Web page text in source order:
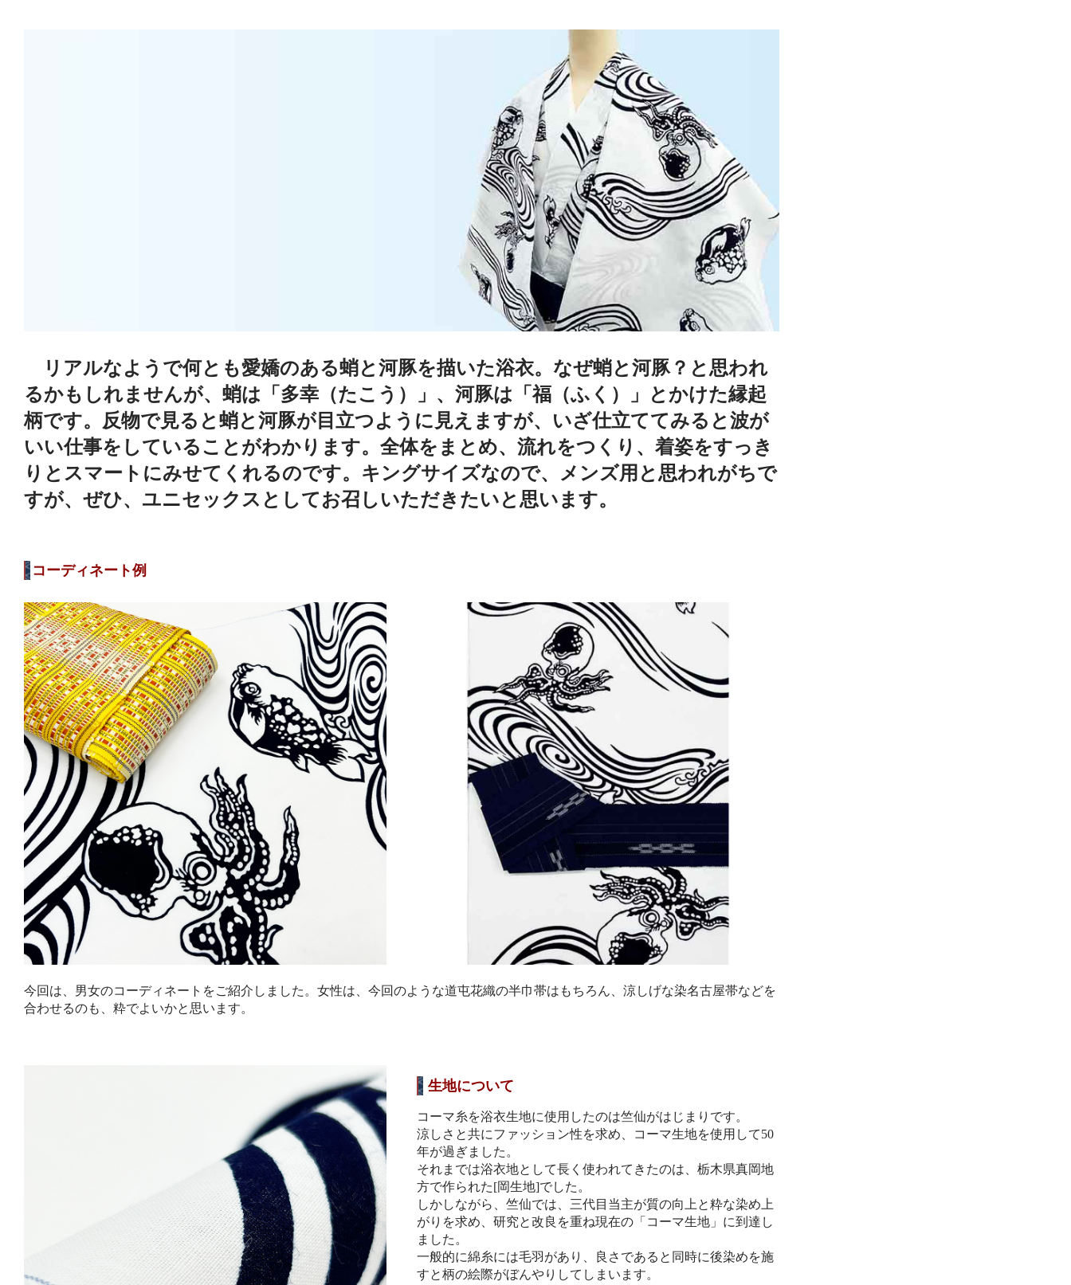
リアルなようで何とも愛嬌のある蛸と河豚を描いた浴衣。なぜ蛸と河豚？と思われ
るかもしれませんが、蛸は「多幸（たこう）」、河豚は「福（ふく）」とかけた縁起
柄です。反物で見ると蛸と河豚が目立つように見えますが、いざ仕立ててみると波が
いい仕事をしていることがわかります。全体をまとめ、流れをつくり、着姿をすっき
りとスマートにみせてくれるのです。キングサイズなので、メンズ用と思われがちで
すが、ぜひ、ユニセックスとしてお召しいただきたいと思います。
コーディネート例
今回は、男女のコーディネートをご紹介しました。女性は、今回のような道屯花織の半巾帯はもちろん、涼しげな染名古屋帯などを
合わせるのも、粋でよいかと思います。
生地について
コーマ糸を浴衣生地に使用したのは竺仙がはじまりです。
涼しさと共にファッション性を求め、コーマ生地を使用して50
年が過ぎました。
それまでは浴衣地として長く使われてきたのは、栃木県真岡地
方で作られた[岡生地]でした。
しかしながら、竺仙では、三代目当主が質の向上と粋な染め上
がりを求め、研究と改良を重ね現在の「コーマ生地」に到達し
ました。
一般的に綿糸には毛羽があり、良さであると同時に後染めを施
すと柄の絵際がぼんやりしてしまいます。